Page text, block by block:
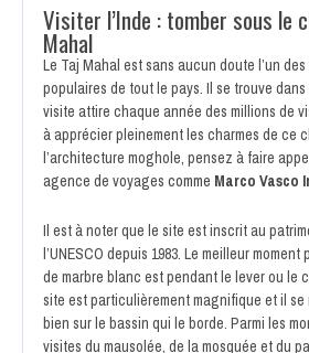
Visiter l’Inde : tomber sous le
Mahal
Le Taj Mahal est sans aucun doute l’un
populaires de tout le pays. Il se trouve
visite attire chaque année des millions de
à apprécier pleinement les charmes de ce
l’architecture moghole, pensez à faire
agence de voyages comme Marco Vasco
Il est à noter que le site est inscrit au
l’UNESCO depuis 1983. Le meilleur
de marbre blanc est pendant le lever ou le
site est particulièrement magnifique et il
bien sur le bassin qui le borde. Parmi les
visites du mausolée, de la mosquée et du